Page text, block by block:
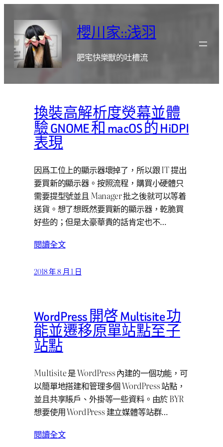
櫻川家::浅羽
肥宅快樂獸的吐槽流
換裝高解析度熒幕並體
驗 GNOME 和 macOS 的 HiDPI
表現
因爲工位上的顯示器壞掉了，所以跟 IT 提出
要買新的顯示器。按照流程，購買小硬體只
需要提型號並且 Manager 批之後就可以等着
送貨。想了想既然要買新的顯示器，乾脆買
好些的；但是太豪華貴的話肯定也不…
閱讀全文
2018 年 8 月 1 日
WordPress 開啓 Multisite 功
能並遷移原單站點至子
站點
Multisite 是 WordPress 內建的一個功能，可
以簡單地搭建和管理多個 WordPress 站點，
並且共享賬戶、外掛等一些資料。由於 BYR
想要使用 WordPress 建立媒體等站群…
閱讀全文